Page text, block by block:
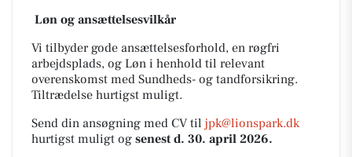
Løn og ansættelsesvilkår
Vi tilbyder gode ansættelsesforhold, en røgfri
arbejdsplads, og Løn i henhold til relevant
overenskomst med Sundheds- og tandforsikring.
Tiltrædelse hurtigst muligt.
Send din ansøgning med CV til jpk@lionspark.dk
hurtigst muligt og senest d. 30. april 2026.